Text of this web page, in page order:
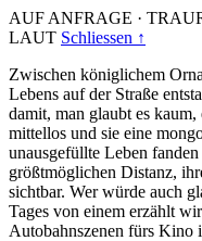
AUF ANFRAGE ·
LAUT Schliessen ↑
Zwischen königlichem
Lebens auf der Straße
damit, man glaubt es
mittellos und sie eine
unausgefüllte Leben
größtmöglichen Distanz,
sichtbar. Wer würde auch
Tages von einem erzählt
Autobahnszenen fürs Kino